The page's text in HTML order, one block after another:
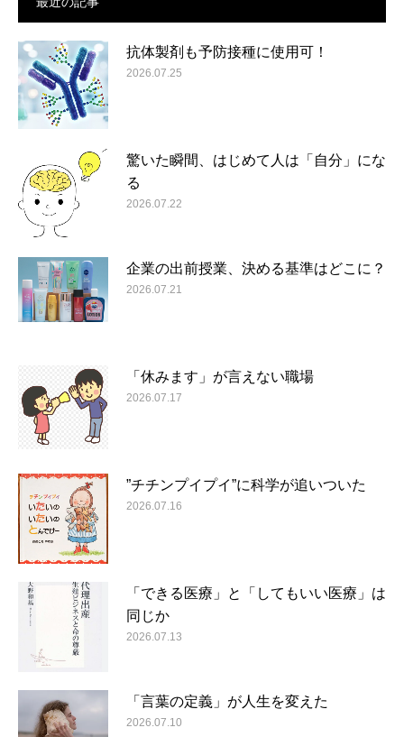
抗体製剤も予防接種に使用可！
2026.07.25
驚いた瞬間、はじめて人は「自分」にな
る
2026.07.22
企業の出前授業、決める基準はどこに？
2026.07.21
「休みます」が言えない職場
2026.07.17
”チチンプイプイ”に科学が追いついた
2026.07.16
「できる医療」と「してもいい医療」は
同じか
2026.07.13
「言葉の定義」が人生を変えた
2026.07.10